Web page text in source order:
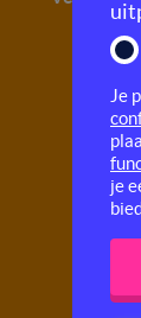
Je
je